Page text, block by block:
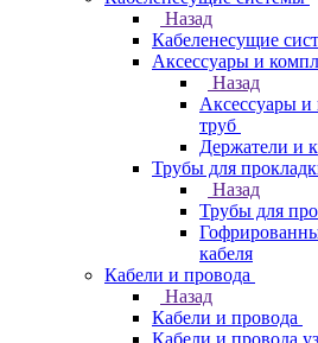
Назад
Кабеленесущие
Аксессуары и
Назад
Аксессуары
труб
Держатели и
Трубы для
Назад
Трубы для
кабеля
Кабели и провода
Назад
Кабели и провода
Кабели и провода